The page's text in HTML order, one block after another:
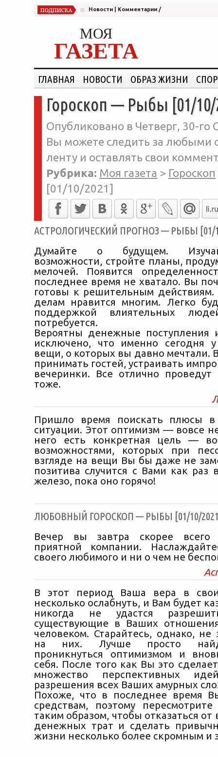
Новости Комментарии /
МОЯ
ГАЗЕТА
ГЛАВНАЯ НОВОСТИ ОБРАЗ ЖИЗНИ
Гороскоп — Рыбы [01/10/
Опубликовано в Четверг, 30-го
Вы можете следить за любыми
ленту и оставлять свои
Рубрика: Моя газета > Гороскоп
[01/10/2021]
АСТРОЛОГИЧЕСКИЙ ПРОГНОЗ — РЫБЫ [01/
Думайте о будущем.
возможности, стройте планы,
мелочей. Появится
последнее время не хватало. Вы
готовы к решительным
делам нравится многим. Легко
поддержкой влиятельных
потребуется.
Вероятны денежные поступления
исключено, что именно сегодня у
вещи, о которых вы давно мечтали.
принимать гостей, устраивать
вечеринки. Все отлично
тоже.
Пришло время поискать плюсы в
ситуации. Этот оптимизм — вовсе
него есть конкретная цель —
возможностями, которых при
взгляде на вещи Вы бы даже не
позитива случится с Вами как раз
железо, пока оно горячо!
ЛЮБОВНЫЙ ГОРОСКОП — РЫБЫ [01/10/
Вечер вы завтра скорее всего
приятной компании.
своего любимого и ни о чем не
В этот период Ваша вера в
несколько ослабнуть, и Вам будет
никогда не удастся
существующие в Ваших
человеком. Старайтесь, однако, не
на них. Лучше просто
проникнуться оптимизмом и
себя. После того как Вы это
множество перспективных
разрешения всех Ваших амурных
Похоже, что в последнее время
средствам, поэтому
таким образом, чтобы отказаться
денежных трат и сделать
жизни несколько более скромным и